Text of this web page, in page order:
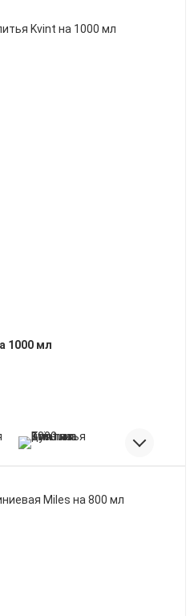
1000 мл